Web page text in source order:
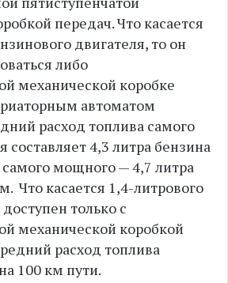
передач. Что касается
двигателя, то он
либо
механической коробке
автоматом
расход топлива самого
составляет 4,3 литра бензина
самого мощного — 4,7 литра
Что касается 1,4-литрового
только с
механической коробкой
расход топлива
100 км пути.